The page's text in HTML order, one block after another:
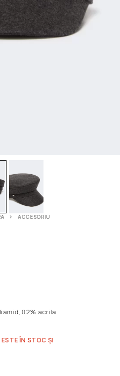
ACCESORIU
02% acrila
ÎN STOC ȘI